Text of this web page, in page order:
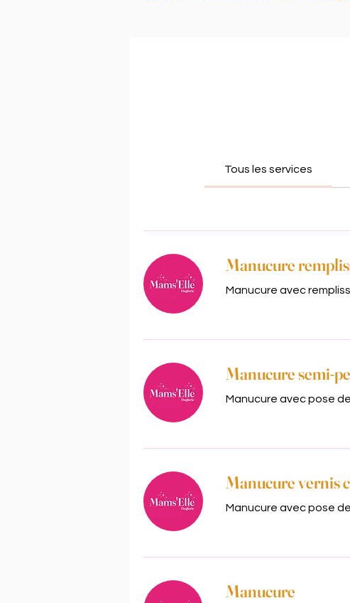
Tous les services
Manucure
Manucure avec
Manucure semi-
Manucure avec pose
Manucure vernis
Manucure avec pose
Manucure